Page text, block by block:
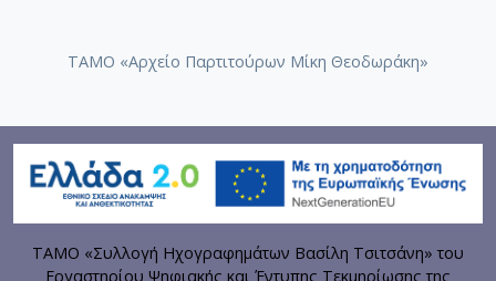
ΤΑΜΟ «Αρχείο Παρτιτούρων Μίκη Θεοδωράκη»
ΤΑΜΟ «Συλλογή Ηχογραφημάτων Βασίλη Τσιτσάνη» του
Εργαστηρίου Ψηφιακής και Έντυπης Τεκμηρίωσης της